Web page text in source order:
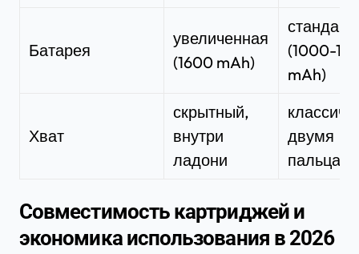
Батарея
увеличенная
(1600 mAh)
(1000-
mAh)
Хват
скрытный,
внутри
ладони
двумя
Совместимость картриджей и
экономика использования в 2026